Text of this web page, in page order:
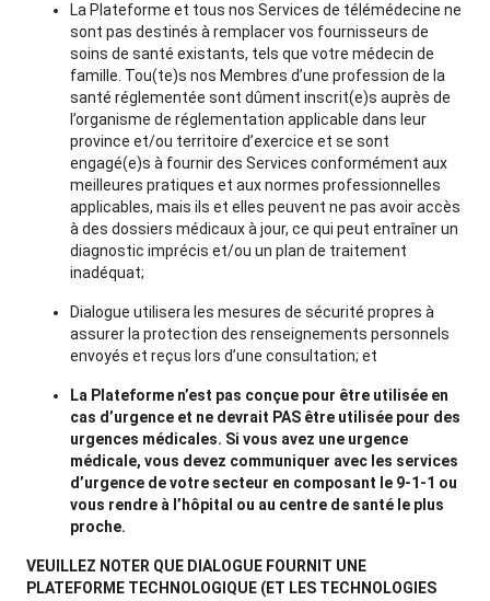
La Plateforme et tous nos Services de télémédecine ne
sont pas destinés à remplacer vos fournisseurs de
soins de santé existants, tels que votre médecin de
famille. Tou(te)s nos Membres d’une profession de la
santé réglementée sont dûment inscrit(e)s auprès de
l’organisme de réglementation applicable dans leur
province et/ou territoire d’exercice et se sont
engagé(e)s à fournir des Services conformément aux
meilleures pratiques et aux normes professionnelles
applicables, mais ils et elles peuvent ne pas avoir accès
à des dossiers médicaux à jour, ce qui peut entraîner un
diagnostic imprécis et/ou un plan de traitement
inadéquat;
Dialogue utilisera les mesures de sécurité propres à
assurer la protection des renseignements personnels
envoyés et reçus lors d’une consultation; et
La Plateforme n’est pas conçue pour être utilisée en
cas d’urgence et ne devrait PAS être utilisée pour des
urgences médicales. Si vous avez une urgence
médicale, vous devez communiquer avec les services
d’urgence de votre secteur en composant le 9-1-1 ou
vous rendre à l’hôpital ou au centre de santé le plus
proche.
VEUILLEZ NOTER QUE DIALOGUE FOURNIT UNE
PLATEFORME TECHNOLOGIQUE (ET LES TECHNOLOGIES